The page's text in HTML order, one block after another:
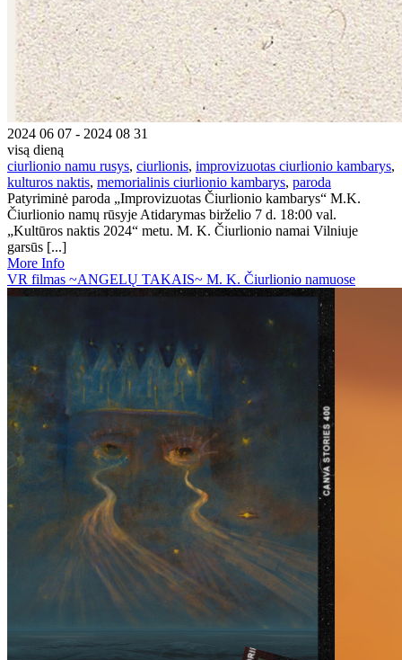
2024 06 07 - 2024 08 31
visą dieną
ciurlionio namu rusys, ciurlionis, improvizuotas ciurlionio kambarys,
kulturos naktis, memorialinis ciurlionio kambarys, paroda
Patyriminė paroda „Improvizuotas Čiurlionio kambarys“ M.K.
Čiurlionio namų rūsyje Atidarymas birželio 7 d. 18:00 val.
„Kultūros naktis 2024“ metu. M. K. Čiurlionio namai Vilniuje
garsūs [...]
More Info
VR filmas ~ANGELŲ TAKAIS~ M. K. Čiurlionio namuose